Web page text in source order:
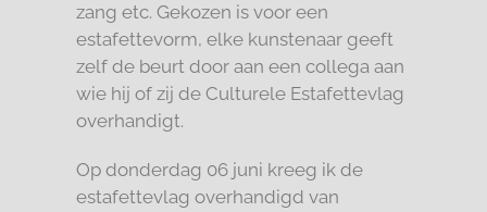
zang etc. Gekozen is voor een
estafettevorm, elke kunstenaar geeft
zelf de beurt door aan een collega aan
wie hij of zij de Culturele Estafettevlag
overhandigt.
Op donderdag 06 juni kreeg ik de
estafettevlag overhandigd van